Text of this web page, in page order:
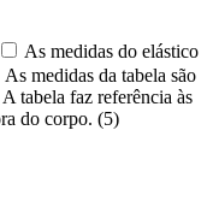
As medidas do elástico
As medidas da tabela são
tabela faz referência às
do corpo. (5)